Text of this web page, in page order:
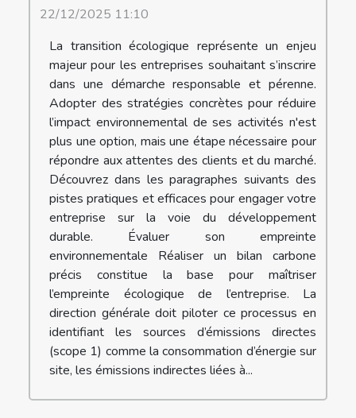
22/12/2025 11:10
La transition écologique représente un enjeu
majeur pour les entreprises souhaitant s’inscrire
dans une démarche responsable et pérenne.
Adopter des stratégies concrètes pour réduire
l’impact environnemental de ses activités n'est
plus une option, mais une étape nécessaire pour
répondre aux attentes des clients et du marché.
Découvrez dans les paragraphes suivants des
pistes pratiques et efficaces pour engager votre
entreprise sur la voie du développement
durable. Évaluer son empreinte
environnementale Réaliser un bilan carbone
précis constitue la base pour maîtriser
l’empreinte écologique de l’entreprise. La
direction générale doit piloter ce processus en
identifiant les sources d’émissions directes
(scope 1) comme la consommation d’énergie sur
site, les émissions indirectes liées à...